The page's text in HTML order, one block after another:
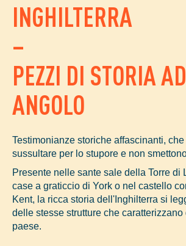
INGHILTERRA
–
PEZZI DI STORIA
ANGOLO
Testimonianze storiche affascinanti,
sussultare per lo stupore e non
Presente nelle sante sale della Torre di
case a graticcio di York o nel castello
Kent, la ricca storia dell'Inghilterra si
delle stesse strutture che caratterizzano
paese.